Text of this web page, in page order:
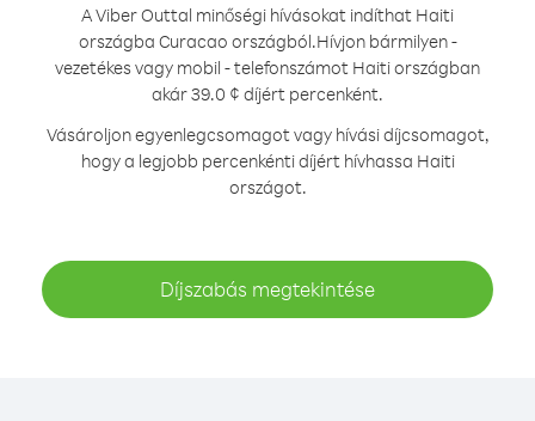
A Viber Outtal minőségi hívásokat indíthat Haiti
országba Curacao országból.Hívjon bármilyen -
vezetékes vagy mobil - telefonszámot Haiti országban
akár 39.0 ¢ díjért percenként.
Vásároljon egyenlegcsomagot vagy hívási díjcsomagot,
hogy a legjobb percenkénti díjért hívhassa Haiti
országot.
Díjszabás megtekintése